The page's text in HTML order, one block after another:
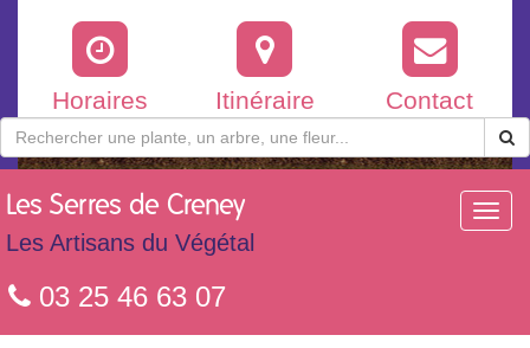
Horaires Itinéraire Contact
Les Serres de Creney
Les Artisans du Végétal
03 25 46 63 07